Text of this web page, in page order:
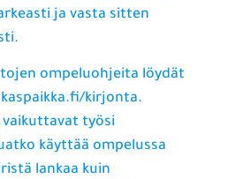
ja vasta sitten
ompeluohjeita löydät
kirjonta.
työsi
käyttää ompelussa
lankaa kuin